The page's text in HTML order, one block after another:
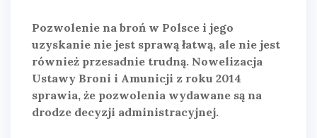
Pozwolenie na broń w Polsce i jego
uzyskanie nie jest sprawą łatwą, ale nie jest
również przesadnie trudną. Nowelizacja
Ustawy Broni i Amunicji z roku 2014
sprawia, że pozwolenia wydawane są na
drodze decyzji administracyjnej.